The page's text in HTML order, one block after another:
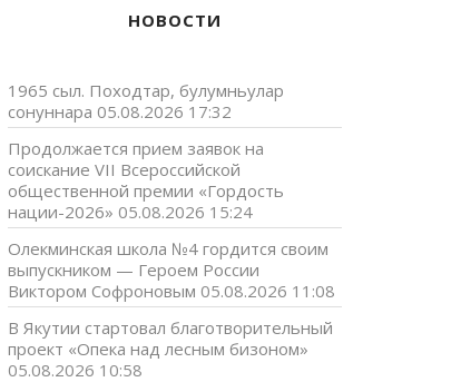
НОВОСТИ
1965 сыл. Походтар, булумньулар
сонуннара 05.08.2026 17:32
Продолжается прием заявок на
соискание VII Всероссийской
общественной премии «Гордость
нации-2026» 05.08.2026 15:24
Олекминская школа №4 гордится своим
выпускником — Героем России
Виктором Софроновым 05.08.2026 11:08
В Якутии стартовал благотворительный
проект «Опека над лесным бизоном»
05.08.2026 10:58